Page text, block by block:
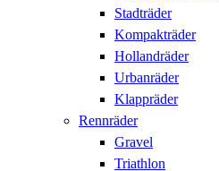
Stadträder
Kompakträder
Hollandräder
Urbanräder
Klappräder
Rennräder
Gravel
Triathlon